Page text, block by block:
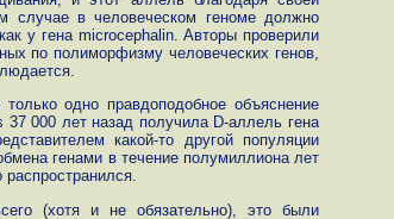
случае в человеческом геноме должно
у гена microcephalin. Авторы проверили
по полиморфизму человеческих генов,
одно правдоподобное объяснение
000 лет назад получила D-аллель гена
какой-то другой популяции
генами в течение полумиллиона лет
(хотя и не обязательно), это были